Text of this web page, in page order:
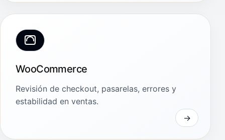
WooCommerce
Revisión de checkout, pasarelas, errores y
estabilidad en ventas.